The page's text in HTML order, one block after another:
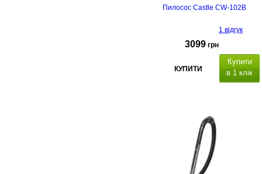
Пилосос Castle CW-102B
1 відгук
3099 грн
КУПИТИ
Купити
в 1 клік